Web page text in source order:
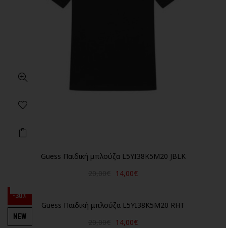
Guess Παιδική μπλούζα L5YI38K5M20 JBLK
14,00€
-30%
NEW
Guess Παιδική μπλούζα L5YI38K5M20 RHT
14,00€